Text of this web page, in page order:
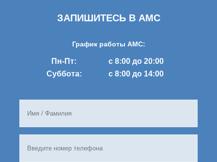
ЗАПИШИТЕСЬ В AMC
График работы AMC:
Пн-Пт:
с 8:00 до 20:00
Суббота:
с 8:00 до 14:00